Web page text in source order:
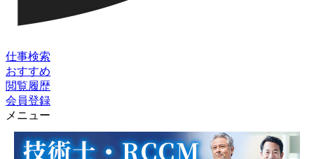
仕事検索
おすすめ
閲覧履歴
会員登録
メニュー